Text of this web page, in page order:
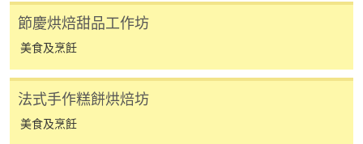
如欲了解如何於網上報讀新課程及繳費，請瀏覽網上
申請/報讀指南 :
節慶烘焙甜品工作坊
美食及烹飪
法式手作糕餅烘焙坊
美食及烹飪